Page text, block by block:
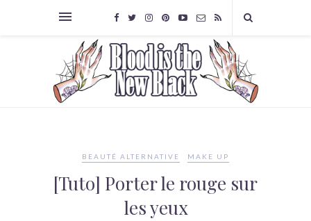
BEAUTÉ ALTERNATIVE MAKE UP
[Tuto] Porter le rouge sur
les yeux